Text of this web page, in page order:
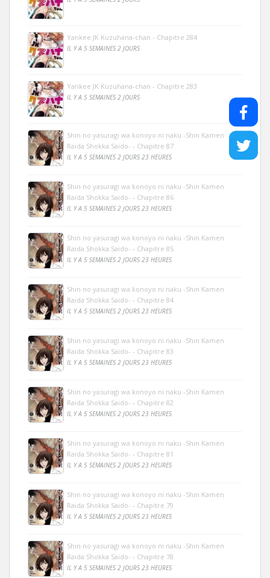
Yankee JK Kuzuhana-chan - Chapitre 284
IL Y A 5 SEMAINES 2 JOURS
Yankee JK Kuzuhana-chan - Chapitre 283
IL Y A 5 SEMAINES 2 JOURS
Shin no yasuragi wa konoyo ni naku -Shin Kamen
Raida Shokka Saido- - Chapitre 87
IL Y A 5 SEMAINES 2 JOURS 23 HEURES
Shin no yasuragi wa konoyo ni naku -Shin Kamen
Raida Shokka Saido- - Chapitre 86
IL Y A 5 SEMAINES 2 JOURS 23 HEURES
Shin no yasuragi wa konoyo ni naku -Shin Kamen
Raida Shokka Saido- - Chapitre 85
IL Y A 5 SEMAINES 2 JOURS 23 HEURES
Shin no yasuragi wa konoyo ni naku -Shin Kamen
Raida Shokka Saido- - Chapitre 84
IL Y A 5 SEMAINES 2 JOURS 23 HEURES
Shin no yasuragi wa konoyo ni naku -Shin Kamen
Raida Shokka Saido- - Chapitre 83
IL Y A 5 SEMAINES 2 JOURS 23 HEURES
Shin no yasuragi wa konoyo ni naku -Shin Kamen
Raida Shokka Saido- - Chapitre 82
IL Y A 5 SEMAINES 2 JOURS 23 HEURES
Shin no yasuragi wa konoyo ni naku -Shin Kamen
Raida Shokka Saido- - Chapitre 81
IL Y A 5 SEMAINES 2 JOURS 23 HEURES
Shin no yasuragi wa konoyo ni naku -Shin Kamen
Raida Shokka Saido- - Chapitre 79
IL Y A 5 SEMAINES 2 JOURS 23 HEURES
Shin no yasuragi wa konoyo ni naku -Shin Kamen
Raida Shokka Saido- - Chapitre 78
IL Y A 5 SEMAINES 2 JOURS 23 HEURES